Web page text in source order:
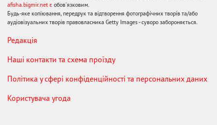
afisha.bigmir.net є обов'язковим.
Будь-яке копіювання, передрук та відтворення фотографічних творів та/або
аудіовізуальних творів правовласника Getty Images - суворо забороняється.
Редакція
Наші контакти та схема проїзду
Політика у сфері конфіденційності та персональних даних
Користувача угода